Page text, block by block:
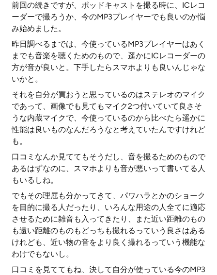
前回の続きですが、ポッドキャストを撮る時に、ICレコ
ーダーで撮ろうか、今のMP3プレイヤーでも良いのか悩
み始めました。
昨日調べるまでは、今使っているMP3プレイヤーはあく
までも音楽を聴くためのもので、遥かにICレコーダーの
方が音が良いと。下手したらスマホよりも良いんじゃな
いかと。
それを自分が買おうと思っているのはステレオのマイク
であって、画像でも見てもマイク2つ付いていて良さそ
うな内蔵マイクで、今使っているのから比べたら遥かに
性能は良いものなんだろうなと考えていたんですけれど
も。
口コミなんか見ててもそうだし、音を撮るためのもので
あるはずなのに、スマホよりも音が悪いって書いてる人
もいるしね。
でもその理屈も分かってきて、パワハラとかのショーク
を目的に撮る人だったり、いろんな用途の人全てに適応
させるために雑音も入ってきたり、また近い距離のもの
も遠い距離のものもどっちも撮れるっていう良さはある
けれども、近い物の音をより良く撮れるっていう機能な
わけでもないし。
口コミを見ててもね、決して自分が使っている今のMP3